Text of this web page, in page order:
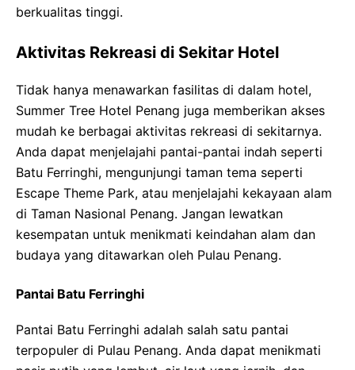
berkualitas tinggi.
Aktivitas Rekreasi di Sekitar Hotel
Tidak hanya menawarkan fasilitas di dalam hotel,
Summer Tree Hotel Penang juga memberikan akses
mudah ke berbagai aktivitas rekreasi di sekitarnya.
Anda dapat menjelajahi pantai-pantai indah seperti
Batu Ferringhi, mengunjungi taman tema seperti
Escape Theme Park, atau menjelajahi kekayaan alam
di Taman Nasional Penang. Jangan lewatkan
kesempatan untuk menikmati keindahan alam dan
budaya yang ditawarkan oleh Pulau Penang.
Pantai Batu Ferringhi
Pantai Batu Ferringhi adalah salah satu pantai
terpopuler di Pulau Penang. Anda dapat menikmati